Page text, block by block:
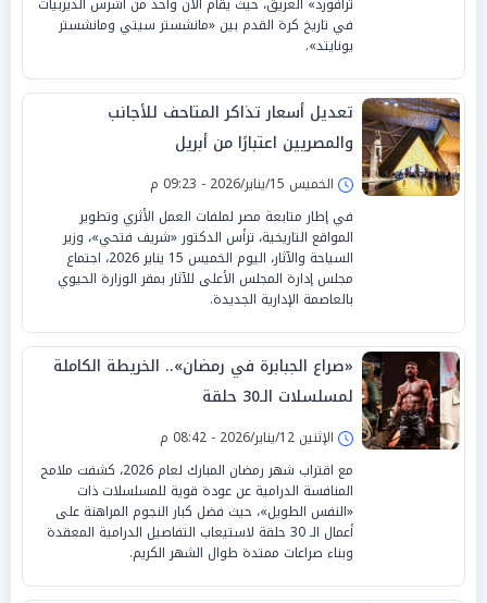
في تاريخ كرة القدم بين «مانشستر سيتي ومانشستر
يونايتد».
تعديل أسعار تذاكر المتاحف للأجانب
والمصريين اعتبارًا من أبريل
الخميس 15/يناير/2026 - 09:23 م
في إطار متابعة مصر لملفات العمل الأثري وتطوير
المواقع التاريخية، ترأس الدكتور «شريف فتحي»، وزير
السياحة والآثار، اليوم الخميس 15 يناير 2026، اجتماع
مجلس إدارة المجلس الأعلى للآثار بمقر الوزارة الحيوي
بالعاصمة الإدارية الجديدة.
«صراع الجبابرة في رمضان».. الخريطة الكاملة
لمسلسلات الـ30 حلقة
الإثنين 12/يناير/2026 - 08:42 م
مع اقتراب شهر رمضان المبارك لعام 2026، كشفت ملامح
المنافسة الدرامية عن عودة قوية للمسلسلات ذات
«النفس الطويل»، حيث فضل كبار النجوم المراهنة على
أعمال الـ 30 حلقة لاستيعاب التفاصيل الدرامية المعقدة
وبناء صراعات ممتدة طوال الشهر الكريم.